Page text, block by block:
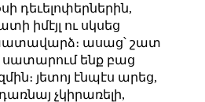
դեւելոփերներին,
իմէյլ ու սկսեց
ասաց՝ շատ
սատարում ենք բաց
յետոյ էնպէս արեց,
չկիրառելի,